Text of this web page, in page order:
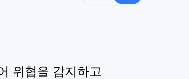
위협을 감지하고